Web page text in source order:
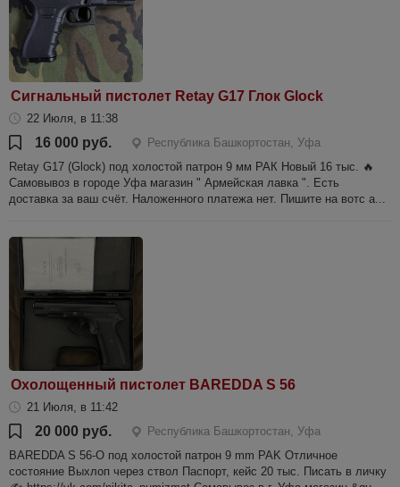
Сигнальный пистолет Retay G17 Глок Glock
22 Июля, в 11:38
16 000 руб.
Республика Башкортостан, Уфа
Retay G17 (Glock) под холостой патрон 9 мм РАК Новый 16 тыс. 🔥
Самовывоз в городе Уфа магазин " Армейская лавка ". Есть
доставка за ваш счёт. Наложенного платежа нет. Пишите на вотс а...
Охолощенный пистолет BAREDDA S 56
21 Июля, в 11:42
20 000 руб.
Республика Башкортостан, Уфа
BAREDDA S 56-O под холостой патрон 9 mm PAK Отличное
состояние Выхлоп через ствол Паспорт, кейс 20 тыс. Писать в личку